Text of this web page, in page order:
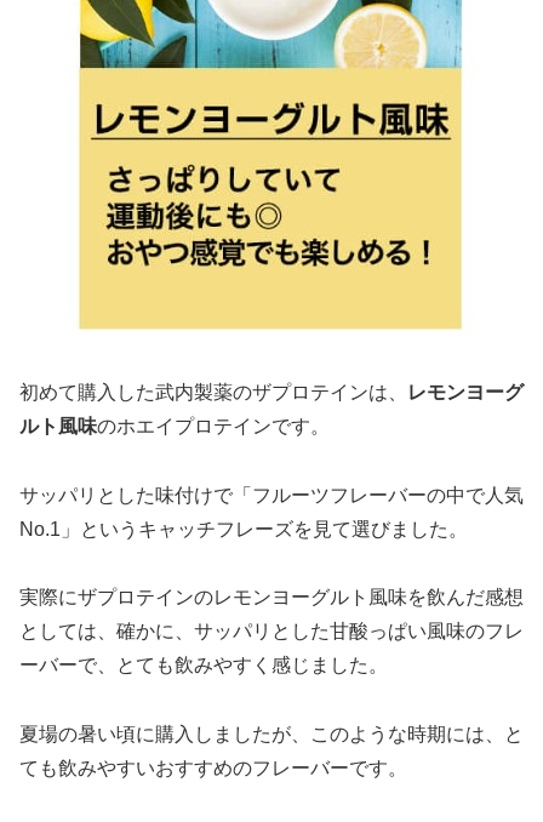
初めて購入した武内製薬のザプロテインは、
レモンヨーグ
ルト風味のホエイプロテインです。
サッパリとした味付けで「フルーツフレーバーの中で人気
No.1」というキャッチフレーズを見て選びました。
実際にザプロテインのレモンヨーグルト風味を飲んだ感想
としては、確かに、サッパリとした甘酸っぱい風味のフレ
ーバーで、とても飲みやすく感じました。
夏場の暑い頃に購入しましたが、このような時期には、と
ても飲みやすいおすすめのフレーバーです。